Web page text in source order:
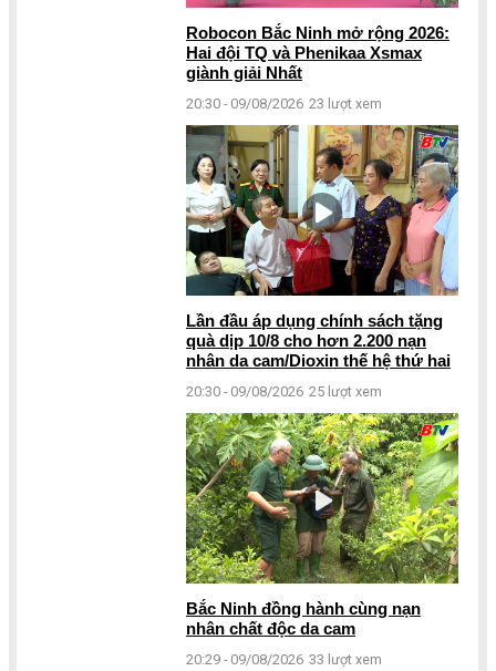
Robocon Bắc Ninh mở rộng 2026:
Hai đội TQ và Phenikaa Xsmax
giành giải Nhất
20:30 - 09/08/2026 23 lượt xem
Lần đầu áp dụng chính sách tặng
quà dịp 10/8 cho hơn 2.200 nạn
nhân da cam/Dioxin thế hệ thứ hai
20:30 - 09/08/2026 25 lượt xem
Bắc Ninh đồng hành cùng nạn
nhân chất độc da cam
20:29 - 09/08/2026 33 lượt xem